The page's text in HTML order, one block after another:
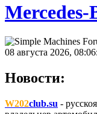
Mercedes-
08 августа 2026,
Новости:
W202club.su -